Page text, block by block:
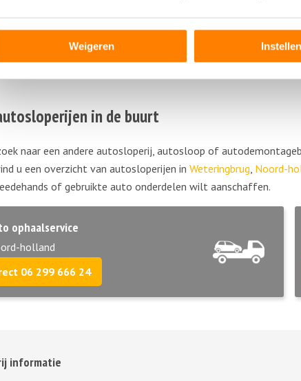
Weigeren Instellen
in de buurt
naar een andere autosloperij, autosloop of
u een overzicht van autosloperijen in Weteringbrug, Noord-
of gebruikte auto onderdelen wilt aanschaffen.
ophaalservice
holland
06 299 666 24
informatie